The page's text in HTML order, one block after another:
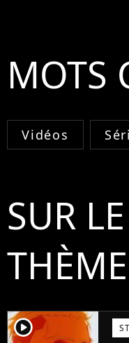
MOTS
Vidéos
SUR
THÈME
player2